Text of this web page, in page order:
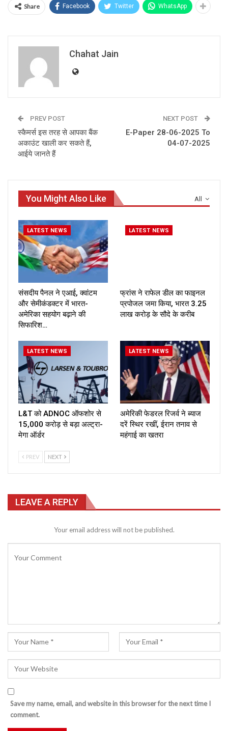
Share Facebook Twitter WhatsApp
Chahat Jain
PREV POST
स्‍कैमर्स इस तरह से आपका बैंक
अकाउंट खाली कर सकते हैं,
आईये जानते हैं
NEXT POST
E-Paper 28-06-2025 To
04-07-2025
All
You Might Also Like
LATEST NEWS
संसदीय पैनल ने एआई, क्वांटम
और सेमीकंडक्टर में भारत-
अमेरिका सहयोग बढ़ाने की
सिफारिश…
LATEST NEWS
फ्रांस ने राफेल डील का फाइनल
प्रपोजल जमा किया, भारत ₹3.25
लाख करोड़ के सौदे के करीब
LATEST NEWS
L&T को ADNOC ऑफशोर से
₹15,000 करोड़ से बड़ा अल्ट्रा-
मेगा ऑर्डर
LATEST NEWS
अमेरिकी फेडरल रिजर्व ने ब्याज
दरें स्थिर रखीं, ईरान तनाव से
महंगाई का खतरा
PREV NEXT
LEAVE A REPLY
Your email address will not be published.
Save my name, email, and website in this browser for the next time I
comment.